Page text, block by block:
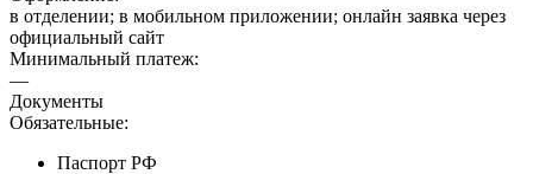
в отделении; в мобильном приложении; онлайн заявка через
официальный сайт
Минимальный платеж:
—
Документы
Обязательные:
Паспорт РФ